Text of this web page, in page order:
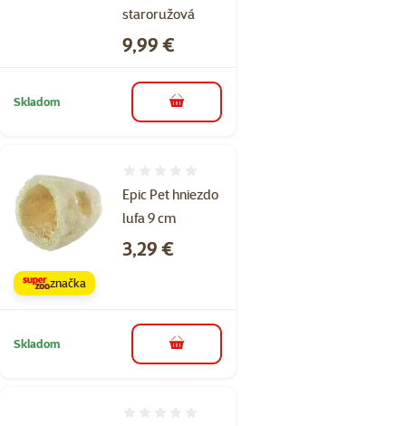
staroružová
Cena
9,99 €
Skladom do košíka
Epic Pet hniezdo
lufa 9 cm
Cena
3,29 €
značka
Skladom do košíka